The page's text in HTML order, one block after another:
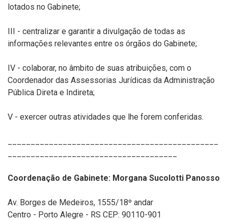
lotados no Gabinete;
III - centralizar e garantir a divulgação de todas as
informações relevantes entre os órgãos do Gabinete;
IV - colaborar, no âmbito de suas atribuições, com o
Coordenador das Assessorias Jurídicas da Administração
Pública Direta e Indireta;
V - exercer outras atividades que lhe forem conferidas.
Coordenação de Gabinete: Morgana Sucolotti Panosso
Av. Borges de Medeiros, 1555/18º andar
Centro - Porto Alegre - RS CEP: 90110-901